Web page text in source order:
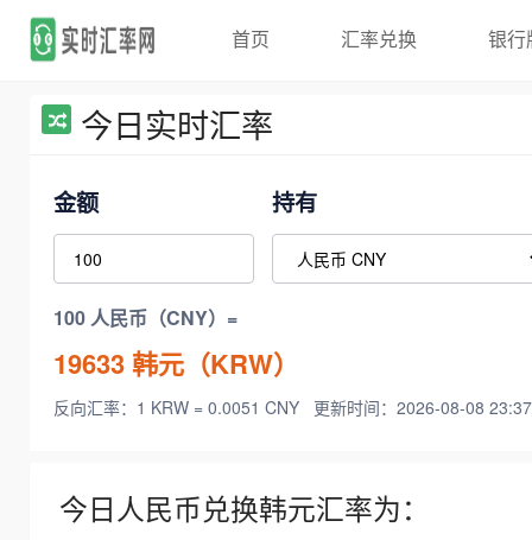
首页 汇率兑换 银行
今日实时汇率
金额 持有
100 人民币（CNY）=
19633韩元（KRW）
反向汇率：1 KRW = 0.0051 CNY 更新时间：2026-08-08
今日人民币兑换韩元汇率为：